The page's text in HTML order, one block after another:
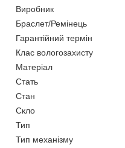
Виробник
Браслет/Ремінець
Гарантійний термін
Клас вологозахисту
Матеріал
Стать
Стан
Скло
Тип
Тип механізму